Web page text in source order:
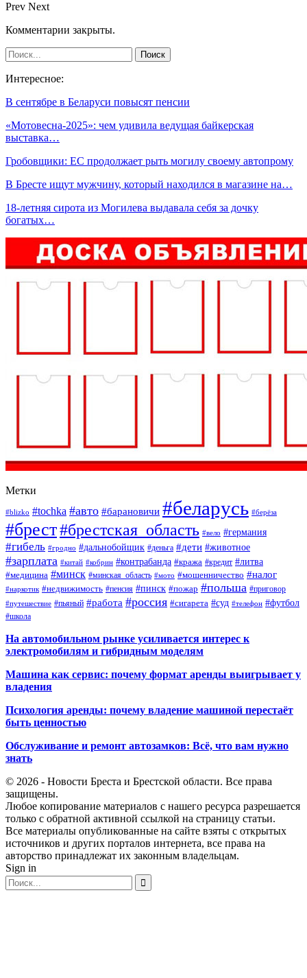
Prev Next
Комментарии закрыты.
Интересное:
В сентябре в Беларуси повысят пенсии
«Мотовесна-2025»: чем удивила ведущая байкерская
выставка…
Гробовщики: ЕС продолжает рыть могилу своему автопрому
В Бресте ищут мужчину, который находился в магазине на…
18-летняя сирота из Могилева выдавала себя за дочку
богатых…
Метки
#blizko #tochka #авто #барановичи #беларусь #берёза
#брест#брестская_область #вело #германия
#гибель #гродно #дальнобойщик #деньга #дети #животное
#зарплата #китай #кобрин #контрабанда #кража #кредит #литва
#медицина #минск #минская_область #мото #мошенничество #налог
#наркотик #недвижимость #пенсия #пинск #пожар #польша #приговор
#путешествие #пьяный #работа #россия #сигарета #суд #телефон #футбол
#школа
На автомобильном рынке усиливается интерес к
электромобилям и гибридным моделям
Машина как сервис: почему формат аренды выигрывает у
владения
Психология аренды: почему владение машиной перестаёт
быть ценностью
Обслуживание и ремонт автозамков: Всё, что вам нужно
знать
© 2026 - Новости Бреста и Брестской области. Все права
защищены.
Любое копирование материалов с нашего ресурса разрешается
только с обратной активной ссылкой на страницу статьи.
Все материалы опубликованные на сайте взяты с открытых
источников и других порталов интернета, все права на
авторство принадлежат их законным владельцам.
Sign in